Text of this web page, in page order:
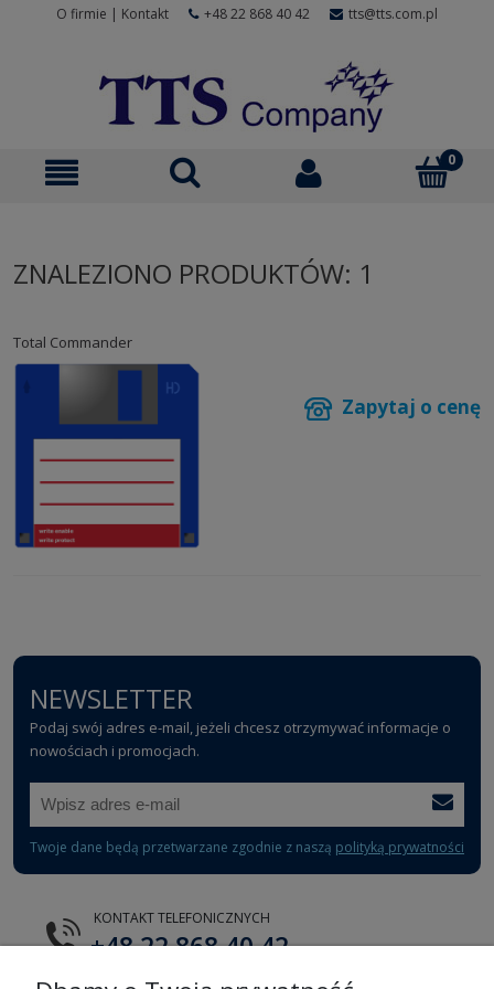
O firmie | Kontakt +48 22 868 40 42 tts@tts.com.pl
ZNALEZIONO PRODUKTÓW: 1
Total Commander
Zapytaj o cenę
NEWSLETTER
Podaj swój adres e-mail, jeżeli chcesz otrzymywać informacje o
nowościach i promocjach.
Twoje dane będą przetwarzane zgodnie z naszą polityką prywatności
KONTAKT TELEFONICZNYCH
+48 22 868 40 42